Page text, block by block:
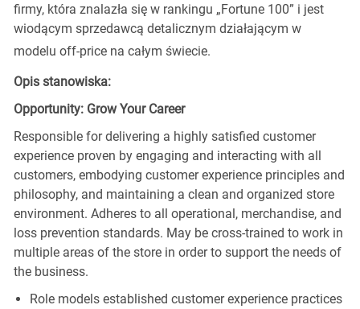
firmy, która znalazła się w rankingu „Fortune 100” i jest
wiodącym sprzedawcą detalicznym działającym w
modelu off-price na całym świecie.
Opis stanowiska:
Opportunity: Grow Your Career
Responsible for delivering a highly satisfied customer
experience proven by engaging and interacting with all
customers, embodying customer experience principles and
philosophy, and maintaining a clean and organized store
environment. Adheres to all operational, merchandise, and
loss prevention standards. May be cross-trained to work in
multiple areas of the store in order to support the needs of
the business.
Role models established customer experience practices